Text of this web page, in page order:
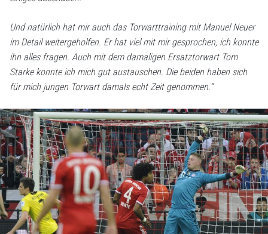
Und natürlich hat mir auch das Torwarttraining mit Manuel Neuer
im Detail weitergeholfen. Er hat viel mit mir gesprochen, ich konnte
ihn alles fragen. Auch mit dem damaligen Ersatztorwart Tom
Starke konnte ich mich gut austauschen. Die beiden haben sich
für mich jungen Torwart damals echt Zeit genommen.“